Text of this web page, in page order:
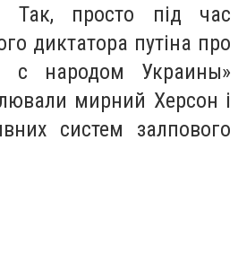
Так, просто під час
диктатора путіна про
народом Украины»
мирний Херсон і
систем залпового